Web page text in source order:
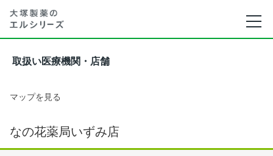
取扱い医療機関・店舗
マップを見る
なの花薬局いずみ店